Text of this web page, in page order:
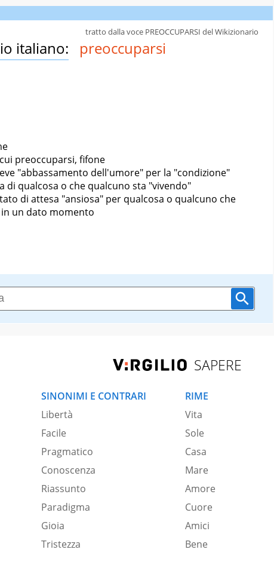
italiano: preoccuparsi
preoccuparsi, fifone
"abbassamento dell'umore" per la "condizione"
di qualcosa o che qualcuno sta "vivendo"
di attesa "ansiosa" per qualcosa o qualcuno che
un dato momento
tratto dalla voce PREOCCUPARSI del Wikizionario
SAPERE
SINONIMI E CONTRARI
Libertà
Facile
Pragmatico
Conoscenza
Riassunto
Paradigma
Gioia
Tristezza
RIME
Vita
Sole
Casa
Mare
Amore
Cuore
Amici
Bene